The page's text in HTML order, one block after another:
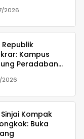
2026
Kampus
Peradaban
Wujudkan
2026
Kompak
Buka